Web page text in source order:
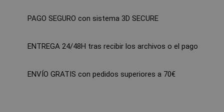
PAGO SEGURO con sistema 3D SECURE
ENTREGA 24/48H tras recibir los archivos o el pago
ENVÍO GRATIS con pedidos superiores a 70€